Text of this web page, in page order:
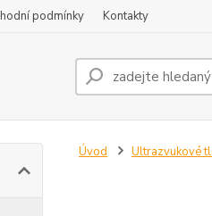
podmínky Kontakty
Úvod Ultrazvukové